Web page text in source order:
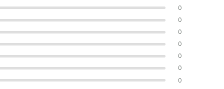
0
0
0
0
0
0
0